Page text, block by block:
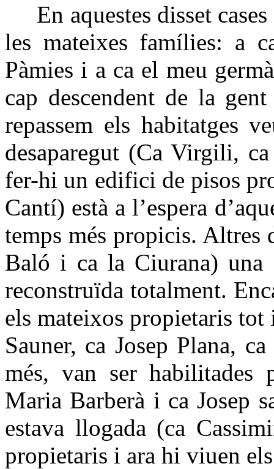
En aquestes disset
les mateixes famílies: a
Pàmies i a ca el meu
cap descendent de la
repassem els habitatges
desaparegut (Ca Virgili,
fer-hi un edifici de pisos
Cantí) està a l’espera
temps més propicis. Altres
Baló i ca la Ciurana) una
reconstruïda totalment.
els mateixos propietaris tot
Sauner, ca Josep Plana,
més, van ser habilitades
Maria Barberà i ca Josep
estava llogada (ca
propietaris i ara hi viuen